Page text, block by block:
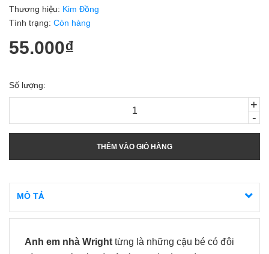
Thương hiệu: Kim Đồng
Tình trạng: Còn hàng
55.000₫
Số lượng:
-
+
THÊM VÀO GIỎ HÀNG
MÔ TẢ
Anh em nhà Wright từng là những cậu bé có đôi